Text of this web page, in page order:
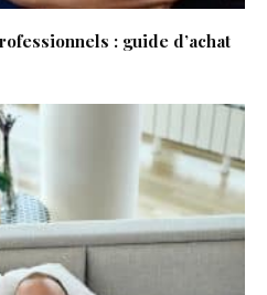
: guide d’achat